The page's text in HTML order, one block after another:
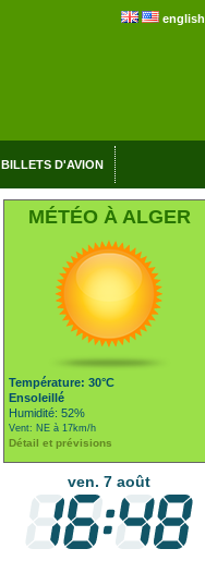
english
BILLETS D'AVION
MÉTÉO À ALGER
Température: 30°C
Ensoleillé
Humidité: 52%
Vent: NE à 17km/h
Détail et prévisions
ven. 7 août